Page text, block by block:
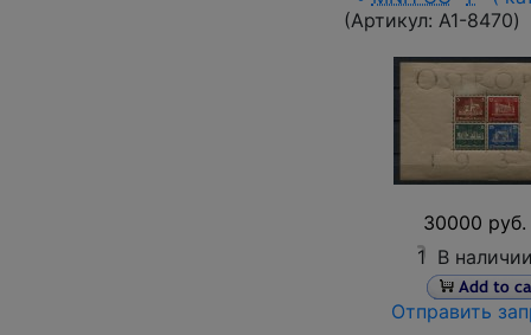
(Артикул: A1-8470)
30000 руб.
1 В
Отправить